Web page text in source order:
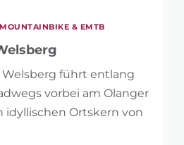
& EMTB
führt entlang
vorbei am Olanger
idyllischen Ortskern von